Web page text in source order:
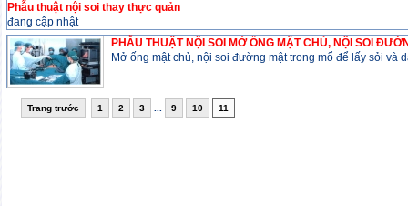
Phẫu thuật nội soi thay thực quản
đang cập nhật
PHẪU THUẬT NỘI SOI MỞ ỐNG MẬT CHỦ, NỘI SOI
Mở ống mật chủ, nội soi đường mật trong mổ để lấy sỏi và
Trang trước 1 2 3 9 10 11